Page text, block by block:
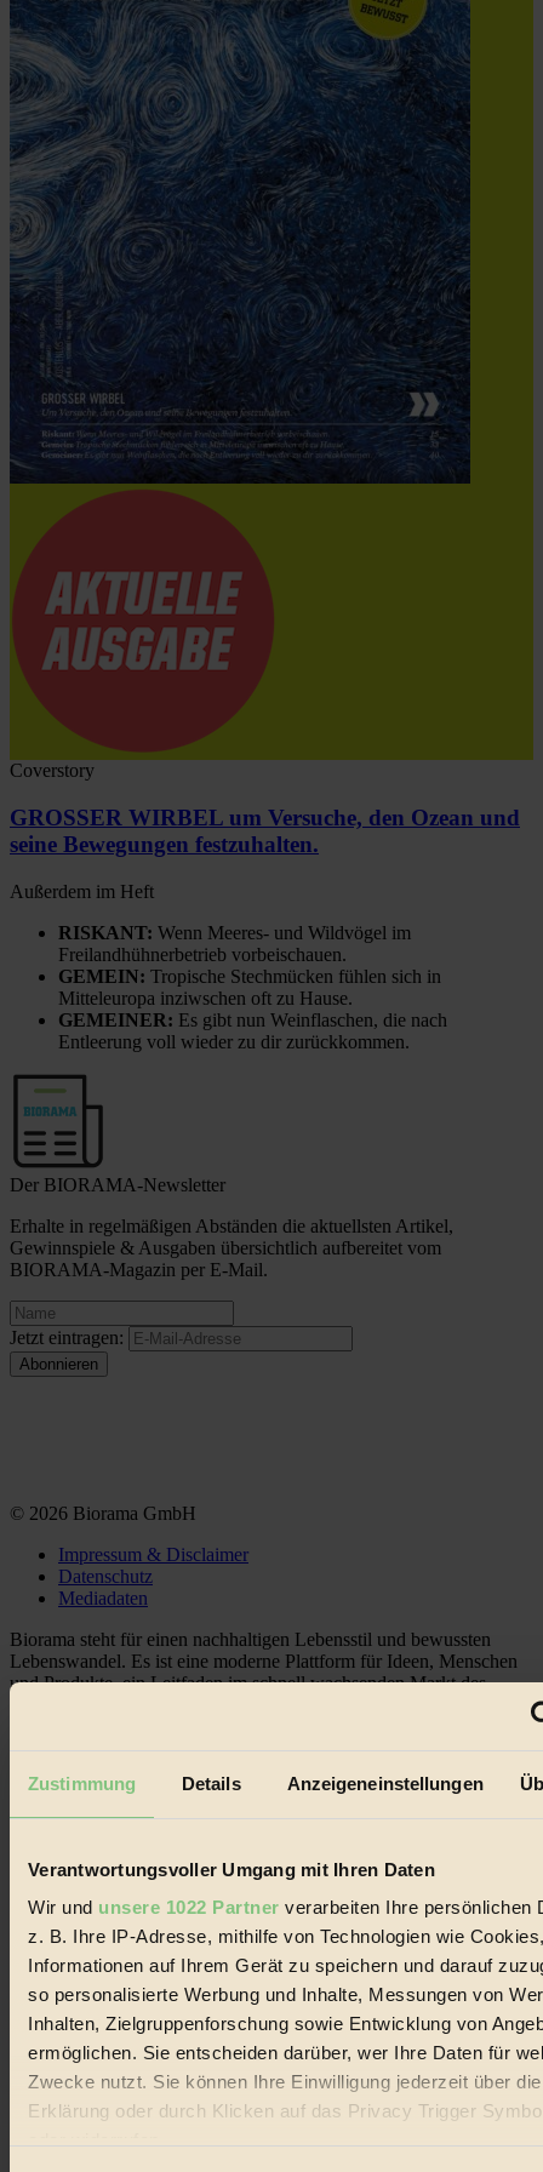
Zustimmung Details Anzeigeneinstellungen
Verantwortungsvoller Umgang mit Ihren Daten
Wir und unsere 1022 Partner verarbeiten Ihre persönlichen
z. B. Ihre IP-Adresse, mithilfe von Technologien wie
Informationen auf Ihrem Gerät zu speichern und darauf
so personalisierte Werbung und Inhalte, Messungen von
Inhalten, Zielgruppenforschung sowie Entwicklung von
ermöglichen. Sie entscheiden darüber, wer Ihre Daten für
Zwecke nutzt. Sie können Ihre Einwilligung jederzeit über
Erklärung oder durch Klicken auf das Privacy Trigger
Coverstory
GROSSER WIRBEL um Versuche, den Ozean und
seine Bewegungen festzuhalten.
Außerdem im Heft
RISKANT: Wenn Meeres- und Wildvögel im
Freilandhühnerbetrieb vorbeischauen.
GEMEIN: Tropische Stechmücken fühlen sich in
Mitteleuropa inziwschen oft zu Hause.
GEMEINER: Es gibt nun Weinflaschen, die nach
Entleerung voll wieder zu dir zurückkommen.
Der BIORAMA-Newsletter
Erhalte in regelmäßigen Abständen die aktuellsten Artikel,
Gewinnspiele & Ausgaben übersichtlich aufbereitet vom
BIORAMA-Magazin per E-Mail.
Jetzt eintragen:
© 2026 Biorama GmbH
Impressum & Disclaimer
Datenschutz
Mediadaten
Biorama steht für einen nachhaltigen Lebensstil und bewussten
Lebenswandel. Es ist eine moderne Plattform für Ideen, Menschen
und Produkte, ein Leitfaden im schnell wachsenden Markt des
22.601 Fans auf Facebook
Nachhaltigkeit
Vegan